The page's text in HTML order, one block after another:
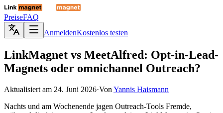
PreiseFAQ
AnmeldenKostenlos testen
LinkMagnet vs MeetAlfred: Opt-in-Lead-
Magnets oder omnichannel Outreach?
Aktualisiert am 24. Juni 2026·Von Yannis Haismann
Nachts und am Wochenende jagen Outreach-Tools Fremde,